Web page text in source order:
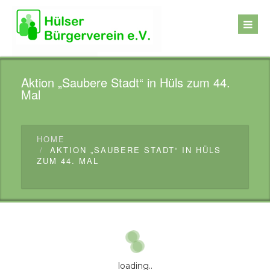
Aktion „Saubere Stadt“ in Hüls zum 44.
Mal
HOME
AKTION „SAUBERE STADT“ IN HÜLS
ZUM 44. MAL
loading..